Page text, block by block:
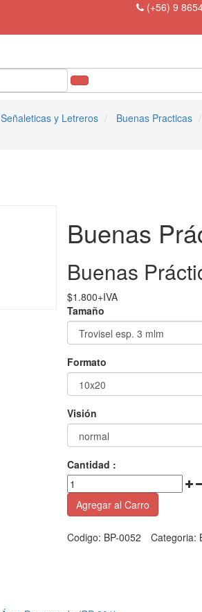
(+56) 9
Señaleticas y Letreros Buenas Practicas
Buenas
Buenas
$1.800+IVA
Tamaño
Formato
Visión
Cantidad :
Agregar al Carro
Codigo: BP-0052 Categoria: